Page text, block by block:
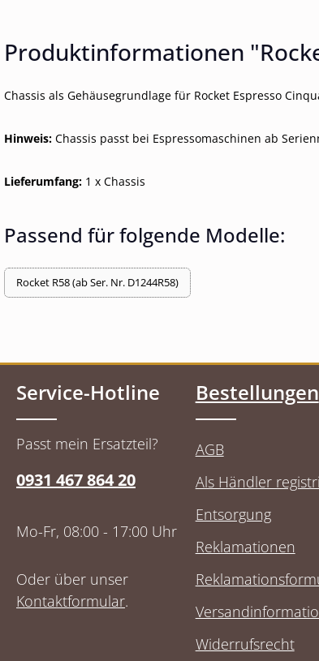
Produktinformationen
Chassis als Gehäusegrundlage für Rocket Espresso
Hinweis: Chassis passt bei Espressomaschinen ab
Lieferumfang: 1 x Chassis
Passend für folgende Modelle:
Rocket R58 (ab Ser. Nr. D1244R58)
Service-Hotline
Passt mein Ersatzteil?
0931 467 864 20
Mo-Fr, 08:00 - 17:00 Uhr
Oder über unser
Kontaktformular.
Bestellungen
AGB
Als Händler
Entsorgung
Reklamationen
Widerrufsrecht